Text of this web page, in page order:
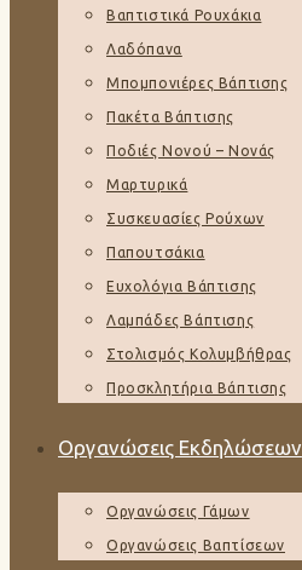
Βαπτιστικά Ρουχάκια
Λαδόπανα
Μπομπονιέρες Βάπτισης
Πακέτα Βάπτισης
Ποδιές Νονού – Νονάς
Μαρτυρικά
Συσκευασίες Ρούχων
Παπουτσάκια
Ευχολόγια Βάπτισης
Λαμπάδες Βάπτισης
Στολισμός Κολυμβήθρας
Προσκλητήρια Βάπτισης
Οργανώσεις Εκδηλώσεων
Οργανώσεις Γάμων
Οργανώσεις Βαπτίσεων